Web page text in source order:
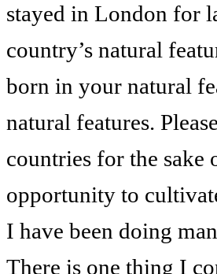
stayed in London for
country’s natural
born in your natural
natural features.
countries for the sake
opportunity to
I have been doing
There is one thing I